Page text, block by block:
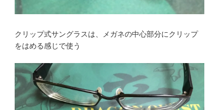
クリップ式サングラスは、メガネの中心部分にクリップ
をはめる感じで使う